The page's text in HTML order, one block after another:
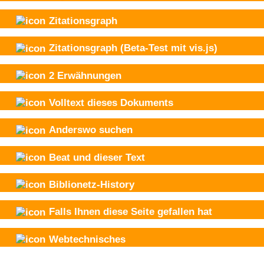
Zitationsgraph
Zitationsgraph (Beta-Test mit vis.js)
2 Erwähnungen
Volltext dieses Dokuments
Anderswo suchen
Beat und dieser Text
Biblionetz-History
Falls Ihnen diese Seite gefallen hat
Webtechnisches